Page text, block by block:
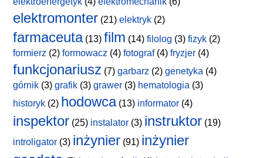
elektromonter (21) elektryk (2)
farmaceuta(13) film (14) filolog (3) fizyk (2)
formierz (2) formowacz (4) fotograf(4) fryzjer (4)
funkcjonariusz (7) garbarz (2) genetyka (4)
górnik (3) grafik (3) grawer (3) hematologia (3)
historyk (2) hodowca(13) informator (4)
inspektor (25) instalator (3) instruktor (19)
introligator (3) inżynier (91) inżynier